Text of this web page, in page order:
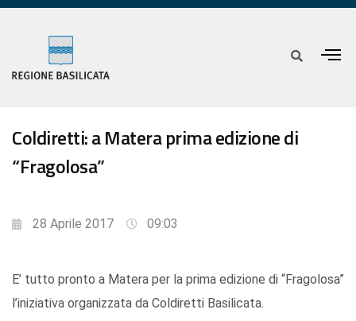
Coldiretti: a Matera prima edizione di
“Fragolosa”
28 Aprile 2017 09:03
E’ tutto pronto a Matera per la prima edizione di “Fragolosa”
l’iniziativa organizzata da Coldiretti Basilicata.